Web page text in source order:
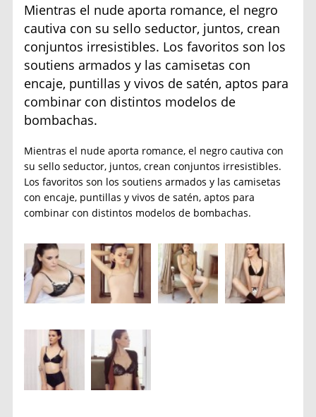
Mientras el nude aporta romance, el negro
cautiva con su sello seductor, juntos, crean
conjuntos irresistibles. Los favoritos son los
soutiens armados y las camisetas con
encaje, puntillas y vivos de satén, aptos para
combinar con distintos modelos de
bombachas.
Mientras el nude aporta romance, el negro cautiva con
su sello seductor, juntos, crean conjuntos irresistibles.
Los favoritos son los soutiens armados y las camisetas
con encaje, puntillas y vivos de satén, aptos para
combinar con distintos modelos de bombachas.